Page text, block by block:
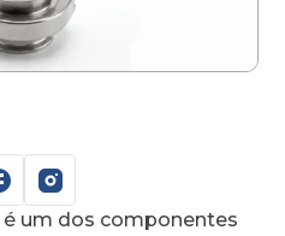
é um dos componentes